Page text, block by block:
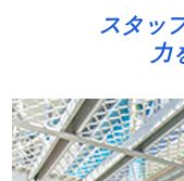
スタッ
力